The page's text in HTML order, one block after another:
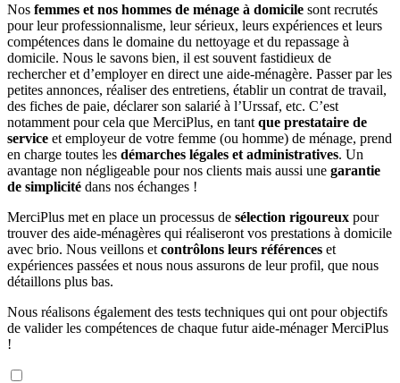
Nos femmes et nos hommes de ménage à domicile sont recrutés
pour leur professionnalisme, leur sérieux, leurs expériences et leurs
compétences dans le domaine du nettoyage et du repassage à
domicile. Nous le savons bien, il est souvent fastidieux de
rechercher et d’employer en direct une aide-ménagère. Passer par les
petites annonces, réaliser des entretiens, établir un contrat de travail,
des fiches de paie, déclarer son salarié à l’Urssaf, etc. C’est
notamment pour cela que MerciPlus, en tant que prestataire de
service et employeur de votre femme (ou homme) de ménage, prend
en charge toutes les démarches légales et administratives. Un
avantage non négligeable pour nos clients mais aussi une garantie
de simplicité dans nos échanges !
MerciPlus met en place un processus de sélection rigoureux pour
trouver des aide-ménagères qui réaliseront vos prestations à domicile
avec brio. Nous veillons et contrôlons leurs références et
expériences passées et nous nous assurons de leur profil, que nous
détaillons plus bas.
Nous réalisons également des tests techniques qui ont pour objectifs
de valider les compétences de chaque futur aide-ménager MerciPlus
!